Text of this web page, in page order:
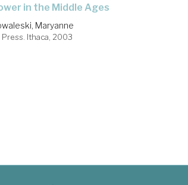
in the Middle Ages
Maryanne
Ithaca, 2003